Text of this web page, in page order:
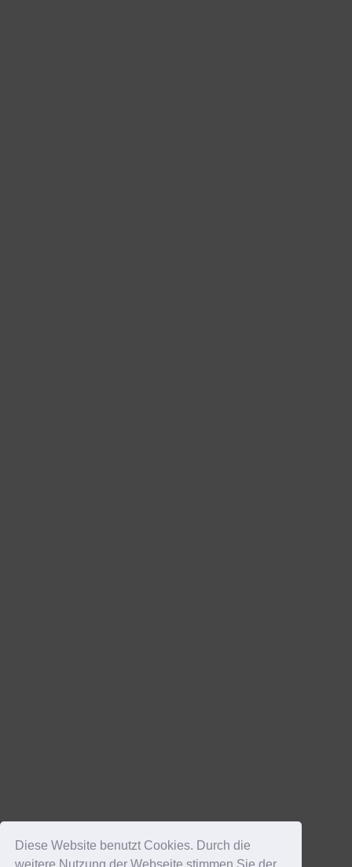
Diese Website benutzt Cookies. Durch die
weitere Nutzung der Webseite stimmen Sie der